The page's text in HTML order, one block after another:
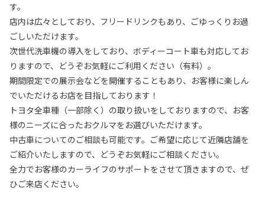
す。
店内は広々としており、フリードリンクもあり、ごゆっくりお過
ごしいただけます。
次世代洗車機の導入をしており、ボディーコート車も対応してお
りますので、どうぞお気軽にご利用ください（有料）。
期間限定での展示会などを開催することもあり、お客様に楽しん
でいただけるお店を目指しております！
トヨタ全車種（一部除く）の取り扱いをしておりますので、お客
様のニーズに合ったおクルマをお選びいただけます。
中古車についてのご相談も可能です。ご希望に応じて近隣店舗を
ご紹介いたしますので、どうぞお気軽にご相談ください。
全力でお客様のカーライフのサポートをさせて頂きますので、ぜ
ひご来店ください。